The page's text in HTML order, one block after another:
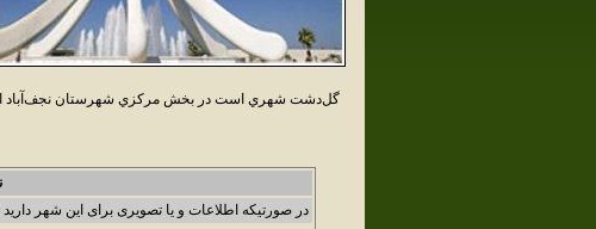
گل‌دشت شهري است در بخش مرکزي شهرستان نجف‌آباد
در صورتیکه اطلاعات و یا تصویری برای این شهر